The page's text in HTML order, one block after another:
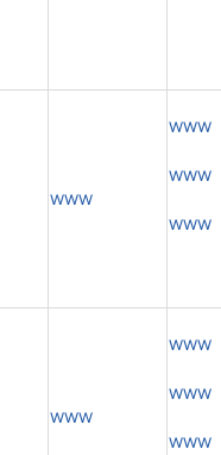
www
www
www
www
www
www
www
www